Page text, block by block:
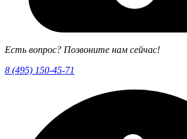
Есть вопрос? Позвоните нам сейчас!
8 (495) 150-45-71